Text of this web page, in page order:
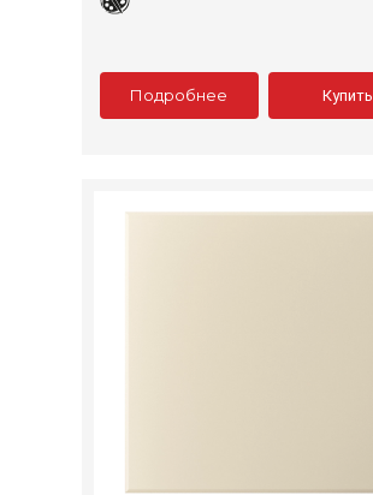
Подробнее Купить